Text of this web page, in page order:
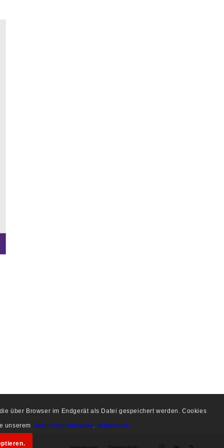
über Browser im Endgerät als Datei gespeichert werden. Cookies
unserem Datenschutzhinweis. Impressum